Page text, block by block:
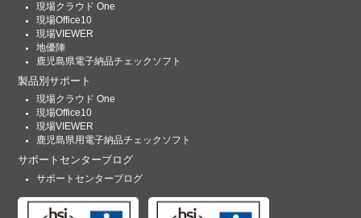
現場クラウド One
現場Office10
現場VIEWER
地優陣
鹿児島県電子納品チェックソフト
製品別サポート
現場クラウド One
現場Office10
現場VIEWER
鹿児島県用電子納品チェックソフト
サポートセンターブログ
サポートセンターブログ